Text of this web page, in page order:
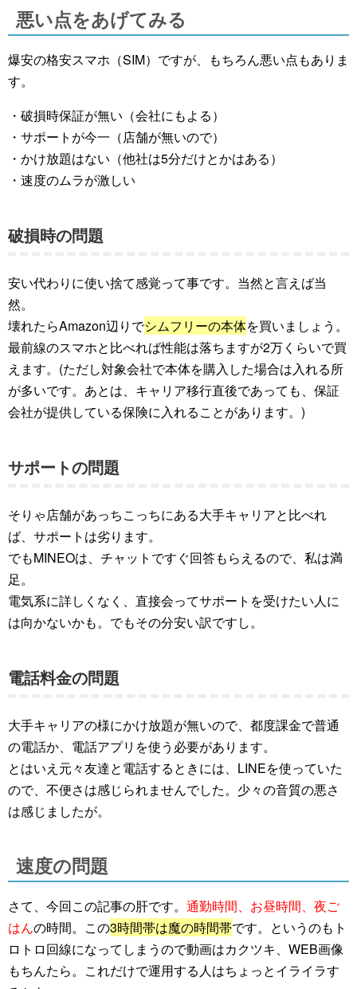
悪い点をあげてみる
爆安の格安スマホ（SIM）ですが、もちろん悪い点もありま
す。
・破損時保証が無い（会社にもよる）
・サポートが今一（店舗が無いので）
・かけ放題はない（他社は5分だけとかはある）
・速度のムラが激しい
破損時の問題
安い代わりに使い捨て感覚って事です。当然と言えば当
然。
壊れたらAmazon辺りでシムフリーの本体を買いましょう。
最前線のスマホと比べれば性能は落ちますが2万くらいで買
えます。(ただし対象会社で本体を購入した場合は入れる所
が多いです。あとは、キャリア移行直後であっても、保証
会社が提供している保険に入れることがあります。)
サポートの問題
そりゃ店舗があっちこっちにある大手キャリアと比べれ
ば、サポートは劣ります。
でもMINEOは、チャットですぐ回答もらえるので、私は満
足。
電気系に詳しくなく、直接会ってサポートを受けたい人に
は向かないかも。でもその分安い訳ですし。
電話料金の問題
大手キャリアの様にかけ放題が無いので、都度課金で普通
の電話か、電話アプリを使う必要があります。
とはいえ元々友達と電話するときには、LINEを使っていた
ので、不便さは感じられませんでした。少々の音質の悪さ
は感じましたが。
速度の問題
さて、今回この記事の肝です。 通勤時間、お昼時間、夜ご
はんの時間。この3時間帯は魔の時間帯です。というのもト
ロトロ回線になってしまうので動画はカクツキ、WEB画像
もちんたら。これだけで運用する人はちょっとイライラす